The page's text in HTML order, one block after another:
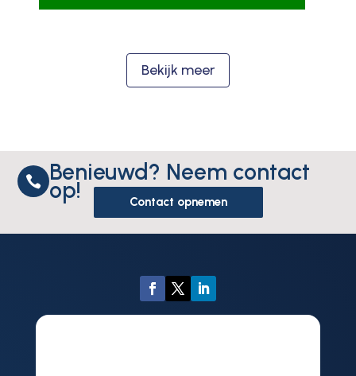
Bekijk meer
 Benieuwd? Neem contact
op! Contact opnemen